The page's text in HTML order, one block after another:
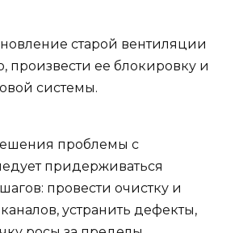
старой вентиляции
произвести ее блокировку и
системы.
проблемы с
придерживаться
провести очистку и
устранить дефекты,